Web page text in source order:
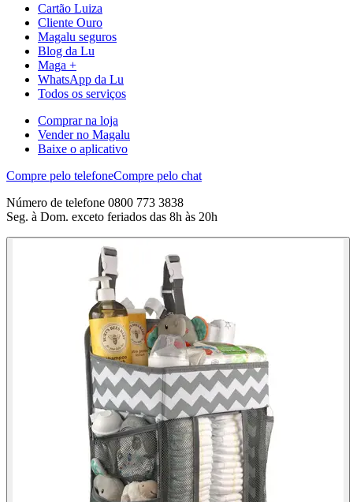
Cartão Luiza
Cliente Ouro
Magalu seguros
Blog da Lu
Maga +
WhatsApp da Lu
Todos os serviços
Comprar na loja
Vender no Magalu
Baixe o aplicativo
Compre pelo telefoneCompre pelo chat
Número de telefone 0800 773 3838
Seg. à Dom. exceto feriados das 8h às 20h